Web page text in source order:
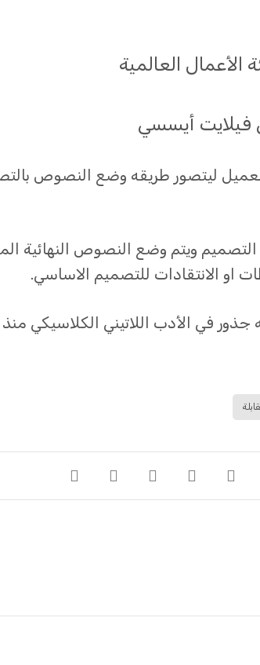
العالمية
فيلايت أيسسي
ليتصور طريقه وضع النصوص
التصميم ويتم وضع النصوص
او الانتقادات للتصميم الاساسي.
جذور في الأدب اللاتيني الكلاسيكي